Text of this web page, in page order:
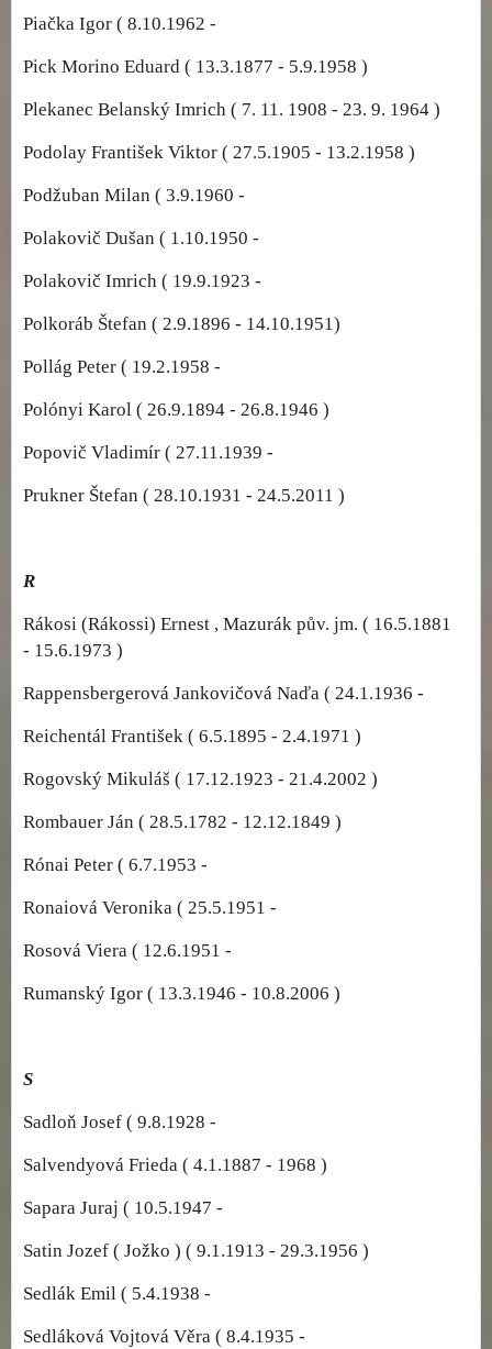
Piačka Igor ( 8.10.1962 -
Pick Morino Eduard ( 13.3.1877 - 5.9.1958 )
Plekanec Belanský Imrich ( 7. 11. 1908 - 23. 9. 1964 )
Podolay František Viktor ( 27.5.1905 - 13.2.1958 )
Podžuban Milan ( 3.9.1960 -
Polakovič Dušan ( 1.10.1950 -
Polakovič Imrich ( 19.9.1923 -
Polkoráb Štefan ( 2.9.1896 - 14.10.1951)
Pollág Peter ( 19.2.1958 -
Polónyi Karol ( 26.9.1894 - 26.8.1946 )
Popovič Vladimír ( 27.11.1939 -
Prukner Štefan ( 28.10.1931 - 24.5.2011 )
R
Rákosi (Rákossi) Ernest , Mazurák pův. jm. ( 16.5.1881
- 15.6.1973 )
Rappensbergerová Jankovičová Naďa ( 24.1.1936 -
Reichentál František ( 6.5.1895 - 2.4.1971 )
Rogovský Mikuláš ( 17.12.1923 - 21.4.2002 )
Rombauer Ján ( 28.5.1782 - 12.12.1849 )
Rónai Peter ( 6.7.1953 -
Ronaiová Veronika ( 25.5.1951 -
Rosová Viera ( 12.6.1951 -
Rumanský Igor ( 13.3.1946 - 10.8.2006 )
S
Sadloň Josef ( 9.8.1928 -
Salvendyová Frieda ( 4.1.1887 - 1968 )
Sapara Juraj ( 10.5.1947 -
Satin Jozef ( Jožko ) ( 9.1.1913 - 29.3.1956 )
Sedlák Emil ( 5.4.1938 -
Sedláková Vojtová Věra ( 8.4.1935 -